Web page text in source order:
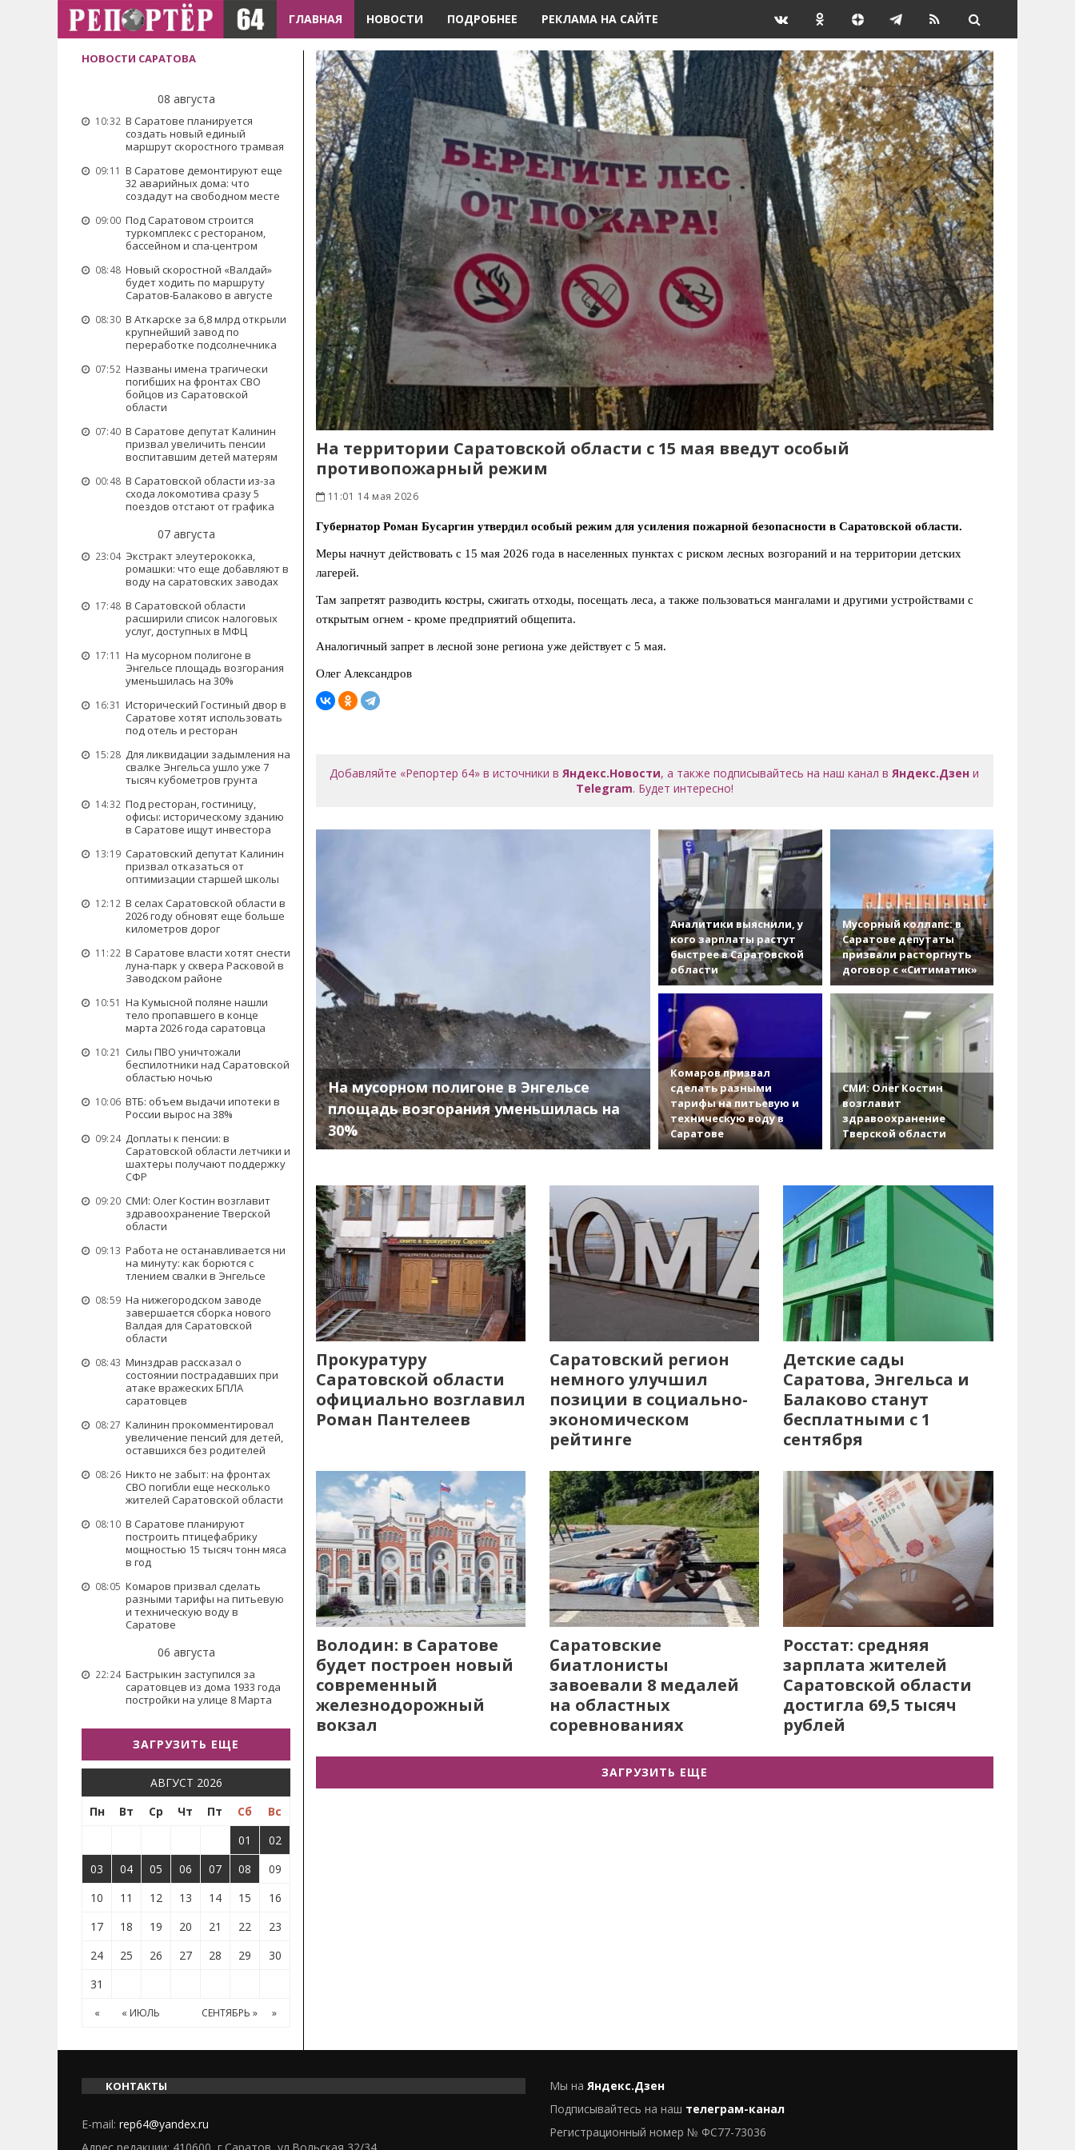
ГЛАВНАЯ НОВОСТИ ПОДРОБНЕЕ РЕКЛАМА НА САЙТЕ
НОВОСТИ САРАТОВА
08 августа
10:32 В Саратове планируется
создать новый единый
маршрут скоростного трамвая
09:11 В Саратове демонтируют еще
32 аварийных дома: что
создадут на свободном месте
09:00 Под Саратовом строится
туркомплекс с рестораном,
бассейном и спа-центром
08:48 Новый скоростной «Валдай»
будет ходить по маршруту
Саратов-Балаково в августе
08:30 В Аткарске за 6,8 млрд открыли
крупнейший завод по
переработке подсолнечника
07:52 Названы имена трагически
погибших на фронтах СВО
бойцов из Саратовской
области
07:40 В Саратове депутат Калинин
призвал увеличить пенсии
воспитавшим детей матерям
00:48 В Саратовской области из-за
схода локомотива сразу 5
поездов отстают от графика
07 августа
23:04 Экстракт элеутерококка,
ромашки: что еще добавляют в
воду на саратовских заводах
17:48 В Саратовской области
расширили список налоговых
услуг, доступных в МФЦ
17:11 На мусорном полигоне в
Энгельсе площадь возгорания
уменьшилась на 30%
16:31 Исторический Гостиный двор в
Саратове хотят использовать
под отель и ресторан
15:28 Для ликвидации задымления на
свалке Энгельса ушло уже 7
тысяч кубометров грунта
14:32 Под ресторан, гостиницу,
офисы: историческому зданию
в Саратове ищут инвестора
13:19 Саратовский депутат Калинин
призвал отказаться от
оптимизации старшей школы
12:12 В селах Саратовской области в
2026 году обновят еще больше
километров дорог
11:22 В Саратове власти хотят снести
луна-парк у сквера Расковой в
Заводском районе
10:51 На Кумысной поляне нашли
тело пропавшего в конце
марта 2026 года саратовца
10:21 Силы ПВО уничтожали
беспилотники над Саратовской
областью ночью
10:06 ВТБ: объем выдачи ипотеки в
России вырос на 38%
09:24 Доплаты к пенсии: в
Саратовской области летчики и
шахтеры получают поддержку
СФР
09:20 СМИ: Олег Костин возглавит
здравоохранение Тверской
области
09:13 Работа не останавливается ни
на минуту: как борются с
тлением свалки в Энгельсе
08:59 На нижегородском заводе
завершается сборка нового
Валдая для Саратовской
области
08:43 Минздрав рассказал о
состоянии пострадавших при
атаке вражеских БПЛА
саратовцев
08:27 Калинин прокомментировал
увеличение пенсий для детей,
оставшихся без родителей
08:26 Никто не забыт: на фронтах
СВО погибли еще несколько
жителей Саратовской области
08:10 В Саратове планируют
построить птицефабрику
мощностью 15 тысяч тонн мяса
в год
08:05 Комаров призвал сделать
разными тарифы на питьевую
и техническую воду в
Саратове
06 августа
22:24 Бастрыкин заступился за
саратовцев из дома 1933 года
постройки на улице 8 Марта
ЗАГРУЗИТЬ ЕЩЕ
АВГУСТ 2026
Пн
Вт Ср Чт Пт Сб
Вс
01
02
03
04 05 06 07 08
09
10
11 12 13 14 15
16
17
18 19 20 21 22
23
24
25 26 27 28 29
30
31
« « ИЮЛЬ СЕНТЯБРЬ » »
На территории Саратовской области с 15 мая введут особый
противопожарный режим
11:01 14 мая 2026
Губернатор Роман Бусаргин утвердил особый режим для усиления пожарной безопасности в Саратовской области.
Меры начнут действовать с 15 мая 2026 года в населенных пунктах с риском лесных возгораний и на территории детских
лагерей.
Там запретят разводить костры, сжигать отходы, посещать леса, а также пользоваться мангалами и другими устройствами с
открытым огнем - кроме предприятий общепита.
Аналогичный запрет в лесной зоне региона уже действует с 5 мая.
Олег Александров
Добавляйте «Репортер 64» в источники вЯндекс.Новости, а также подписывайтесь на наш канал вЯндекс.Дзен и
Telegram. Будет интересно!
На мусорном полигоне в Энгельсе
площадь возгорания уменьшилась на
30%
Аналитики выяснили, у
кого зарплаты растут
быстрее в Саратовской
области
Мусорный коллапс: в
Саратове депутаты
призвали расторгнуть
договор с «Ситиматик»
Комаров призвал
сделать разными
тарифы на питьевую и
техническую воду в
Саратове
СМИ: Олег Костин
возглавит
здравоохранение
Тверской области
Прокуратуру
Саратовской области
официально возглавил
Роман Пантелеев
Саратовский регион
немного улучшил
позиции в социально-
экономическом
рейтинге
Детские сады
Саратова, Энгельса и
Балаково станут
бесплатными с 1
сентября
Володин: в Саратове
будет построен новый
современный
железнодорожный
вокзал
Саратовские
биатлонисты
завоевали 8 медалей
на областных
соревнованиях
Росстат: средняя
зарплата жителей
Саратовской области
достигла 69,5 тысяч
рублей
ЗАГРУЗИТЬ ЕЩЕ
КОНТАКТЫ
E-mail: rep64@yandex.ru
Мы на Яндекс.Дзен
Подписывайтесь на наш телеграм-канал
Регистрационный номер № ФС77-73036